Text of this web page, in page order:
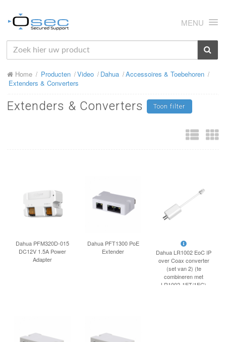
MENU
HOME
OVER ONS
NIEUWS
CONTACT
Home Producten Video Dahua
Accessoires & Toebehoren
Extenders & Converters
Extenders & Converters Toon filter
Dahua PFM320D-015
DC12V 1.5A Power
Adapter
Dahua PFT1300 PoE
Extender
Dahua LR1002 EoC IP
over Coax converter
(set van 2) (te
combineren met
LR1002-1ET/1EC)